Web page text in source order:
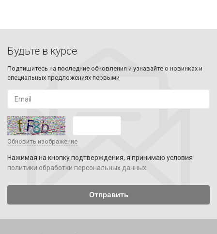
Будьте в курсе
Подпишитесь на последние обновления и узнавайте о новинках и
специальных предложениях первыми
Обновить изображение
Нажимая на кнопку подтверждения, я принимаю условия
политики обработки персональных данных